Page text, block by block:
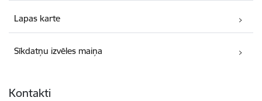
Lapas karte
Sīkdatņu izvēles maiņa
Kontakti